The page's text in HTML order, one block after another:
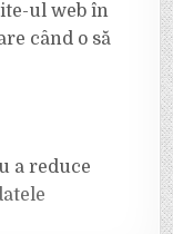
ul web în
când o să
a reduce